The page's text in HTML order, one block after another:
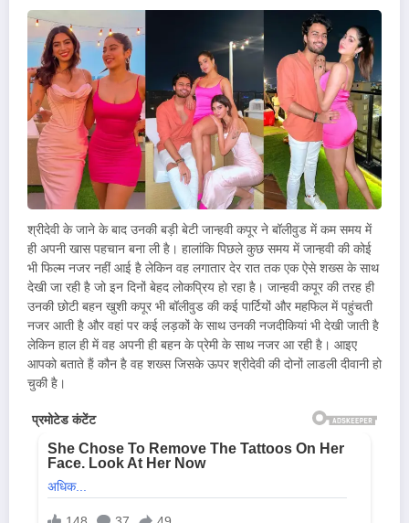
श्रीदेवी के जाने के बाद उनकी बड़ी बेटी जान्हवी कपूर ने बॉलीवुड में कम समय में
ही अपनी खास पहचान बना ली है। हालांकि पिछले कुछ समय में जान्हवी की कोई
भी फिल्म नजर नहीं आई है लेकिन वह लगातार देर रात तक एक ऐसे शख्स के साथ
देखी जा रही है जो इन दिनों बेहद लोकप्रिय हो रहा है। जान्हवी कपूर की तरह ही
उनकी छोटी बहन खुशी कपूर भी बॉलीवुड की कई पार्टियों और महफिल में पहुंचती
नजर आती है और वहां पर कई लड़कों के साथ उनकी नजदीकियां भी देखी जाती है
लेकिन हाल ही में वह अपनी ही बहन के प्रेमी के साथ नजर आ रही है। आइए
आपको बताते हैं कौन है वह शख्स जिसके ऊपर श्रीदेवी की दोनों लाडली दीवानी हो
चुकी है।